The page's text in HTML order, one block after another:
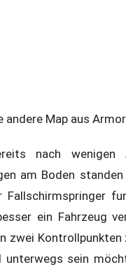
andere Map aus
nach wenigen
am Boden
ein Fahrzeug
zwei
sein